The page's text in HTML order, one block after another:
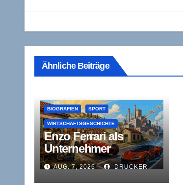
Ähnliche Beiträge
BIOGRAFIEN SPORT
WIRTSCHAFTSGESCHICHTE
Enzo Ferrari als
Unternehmer
zwischen
Rennstrecke,
AUG. 7, 2026 DRUCKER